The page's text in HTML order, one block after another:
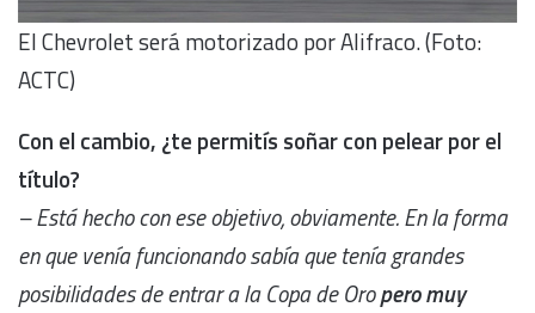
El Chevrolet será motorizado por Alifraco. (Foto:
ACTC)
Con el cambio, ¿te permitís soñar con pelear por el
título?
– Está hecho con ese objetivo, obviamente. En la forma
en que venía funcionando sabía que tenía grandes
posibilidades de entrar a la Copa de Oropero muy